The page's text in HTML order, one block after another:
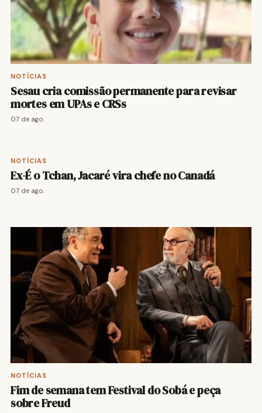
NOTÍCIAS
Sesau cria comissão permanente para revisar
mortes em UPAs e CRSs
07 de ago.
NOTÍCIAS
Ex-É o Tchan, Jacaré vira chefe no Canadá
07 de ago.
NOTÍCIAS
Fim de semana tem Festival do Sobá e peça
sobre Freud